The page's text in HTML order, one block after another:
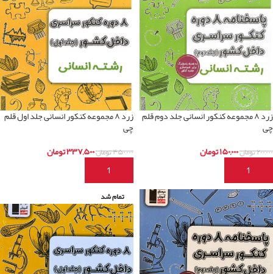
زرد ۸ مجموعه کنکور انسانی جلد دوم قلم
چی
۲۰۰,۰۰۰تومان۱۵۰,۰۰۰تومان
افزودن به سبد خرید
زرد ۸ مجموعه کنکور انسانی جلد اول قلم
چی
۴۵۰,۰۰۰تومان۳۳۷,۵۰۰تومان
افزودن به سبد خرید
تمام شد